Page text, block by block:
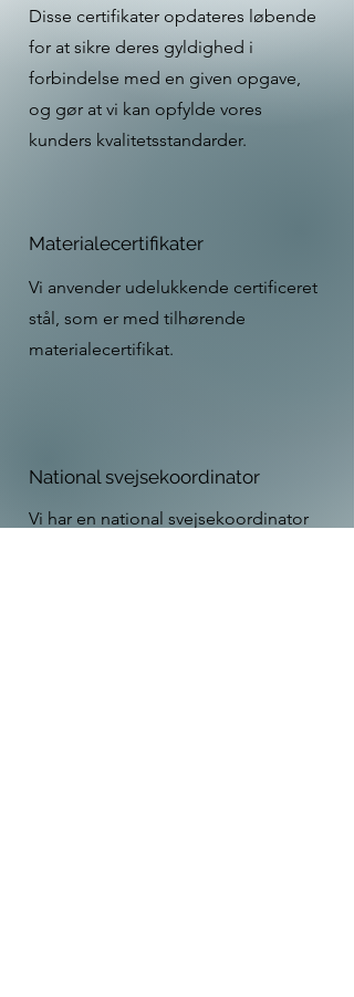
Disse certifikater opdateres løbende
for at sikre deres gyldighed i
forbindelse med en given opgave,
og gør at vi kan opfylde vores
kunders kvalitetsstandarder.
Materialecertifikater
Vi anvender udelukkende certificeret
stål, som er med tilhørende
materialecertifikat.
National svejsekoordinator
Vi har en national svejsekoordinator